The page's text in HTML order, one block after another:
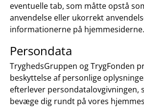
eventuelle tab, som måtte opstå
anvendelse eller ukorrekt
informationerne på hjemmesiderne.
Persondata
TryghedsGruppen og TrygFonden
beskyttelse af personlige
efterlever persondatalovgivningen,
bevæge dig rundt på vores